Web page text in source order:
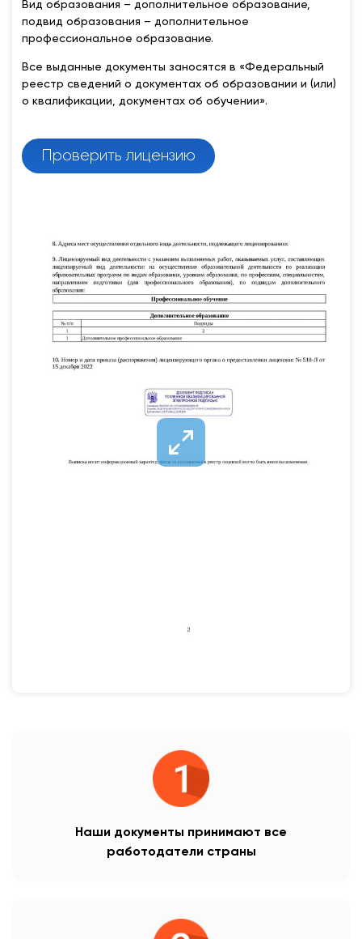
Вид образования – дополнительное образование,
подвид образования – дополнительное
профессиональное образование.
Все выданные документы заносятся в «Федеральный
реестр сведений о документах об образовании и (или)
о квалификации, документах об обучении».
Проверить лицензию
Наши документы принимают все
работодатели страны